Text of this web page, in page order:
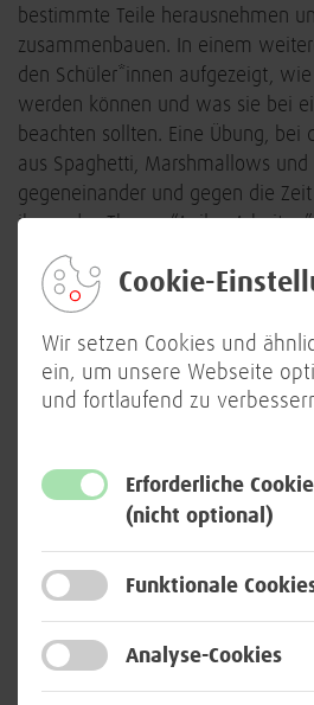
Cookie-
Wir setzen Cookies und
ein, um unsere Webseite
und fortlaufend zu
Erforderliche
(nicht optional)
Funktionale
Analyse-Cookies
bestimmte Teile herausnehmen
zusammenbauen. In einem
den Schüler*innen aufgezeigt,
werden können und was sie bei
beachten sollten. Eine Übung, bei
aus Spaghetti, Marshmallows und
gegeneinander und gegen die
ihnen das Thema “Agiles
Wettbewerbsgeist wecken.
wichtige Tipps zum Datenschutz
insbesondere zum Veröffentlichen
© BWI